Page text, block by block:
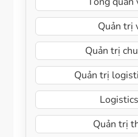
Quản trị
Quản trị
Quản trị
Quản trị